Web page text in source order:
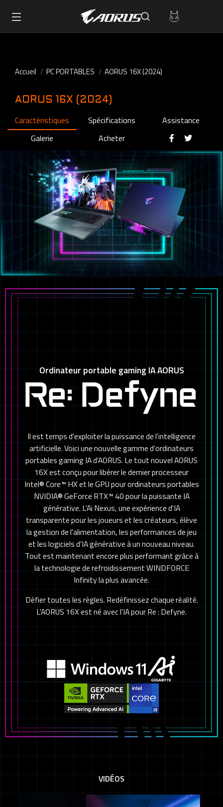
Accueil PC PORTABLES AORUS 16X (2024)
AORUS 16X (2024)
Caractéristiques Spécifications
Assistance
Galerie
Acheter
Ordinateur portable gaming IA AORUS
Re: Defyne
Il est temps d'exploiter la puissance de l'intelligence
artificielle. Voici une nouvelle gamme d'ordinateurs
portables gaming IA d'AORUS. Le tout nouvel AORUS
16X est conçu pour libérer le dernier processeur
Intel® Core™ HX et le GPU pour ordinateurs portables
NVIDIA® GeForce RTX™ 40 pour la puissante IA
générative. L'Ai Nexus, une expérience d'IA
transparente pour les joueurs et les créateurs, élève
la gestion de l'alimentation, les performances de jeu
et les logiciels d'IA générative à un nouveau niveau.
Tout est maintenant encore plus performant grâce à
la technologie de refroidissement WINDFORCE
Infinity la plus avancée.
Défier toutes les règles. Redéfinissez chaque réalité.
L'AORUS 16X est né avec l'IA pour Re : Defyne.
VIDÉOS